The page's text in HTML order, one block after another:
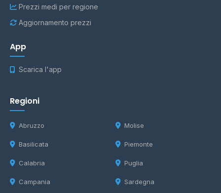
Prezzi medi per regione
Aggiornamento prezzi
App
Scarica l'app
Regioni
Abruzzo
Basilicata
Calabria
Campania
Molise
Piemonte
Puglia
Sardegna